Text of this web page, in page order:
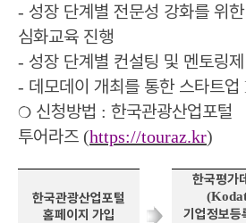
- 성장 단계별 전문성 강화를 위
심화교육 진행
- 성장 단계별 컨설팅 및 멘토링
- 데모데이 개최를 통한 스타트업
❍ 신청방법 : 한국관광산업포털
투어라즈 (https://touraz.kr)
한국관광산업포털
홈페이지 가입
한국평가
기업정보등